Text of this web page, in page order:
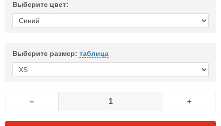
Выберите цвет:
Выберите размер: таблица
– +